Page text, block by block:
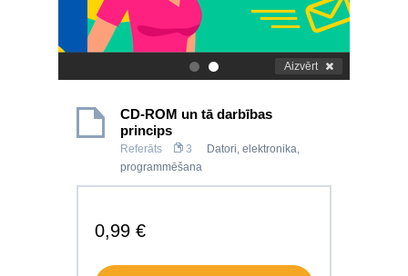
. Aizvērt
CD-ROM un tā darbības
princips
Referāts 3
Datori, elektronika,
programmēšana
0,99 €